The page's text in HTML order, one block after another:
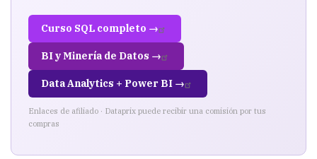
Curso SQL completo →
BI y Minería de Datos →
Data Analytics + Power BI →
Enlaces de afiliado · Dataprix puede recibir una comisión por tus
compras